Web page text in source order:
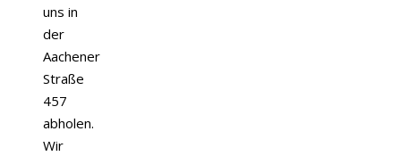
uns in
der
Aachener
Straße
457
abholen.
Wir